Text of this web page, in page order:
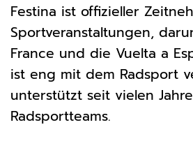
Festina ist offizieller
Sportveranstaltungen,
France und die Vuelta a
ist eng mit dem Radsport
unterstützt seit vielen
Radsportteams.